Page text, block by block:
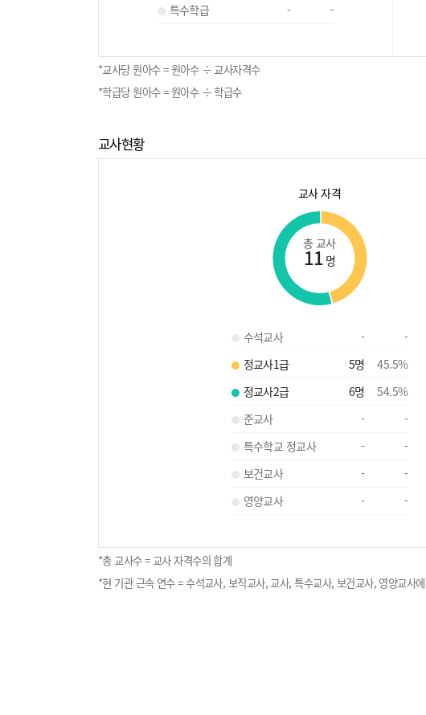
특수학급
- -
*교사당 원아수 = 원아수 ÷ 교사자격수
*학급당 원아수 = 원아수 ÷ 학급수
교사현황
교사 자격
총 교사
11 명
수석교사 -
-
정교사1급
5명 45.5%
정교사2급
6명 54.5%
준교사
-
-
특수학교 정교사
-
-
보건교사
-
-
영양교사
- -
*총 교사수 = 교사 자격수의 합계
*현 기관 근속 연수 = 수석교사, 보직교사, 교사, 특수교사, 보건교사, 영양교사